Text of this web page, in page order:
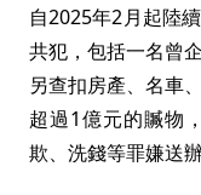
自2025年2月起陸
共犯，包括一名曾
另查扣房產、名車
超過1億元的贓物
欺、洗錢等罪嫌送辦